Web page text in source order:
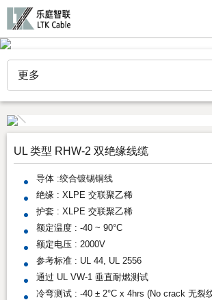
更多
UL 类型 RHW-2 双绝缘线缆
导体 :绞合镀锡铜线
绝缘 : XLPE 交联聚乙稀
护套 : XLPE 交联聚乙稀
额定温度 : -40 ~ 90°C
额定电压 : 2000V
参考标准 : UL 44, UL 2556
通过 UL VW-1 垂直耐燃测试
冷弯测试 : -40 ± 2°C x 4hrs (No crack 无裂